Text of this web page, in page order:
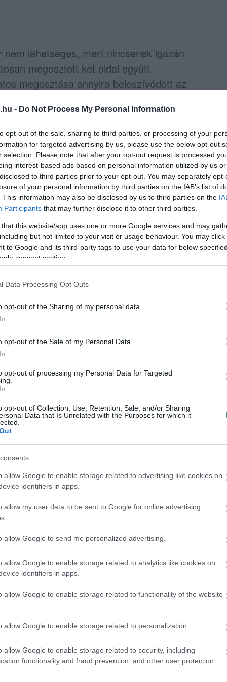
- Do Not Process My Personal Information
opt-out of the sale, sharing to third parties, or processing of your
for targeted advertising by us, please use the below opt-out
selection. Please note that after your opt-out request is processed
interest-based ads based on personal information utilized by us
to third parties prior to your opt-out. You may separately
of your personal information by third parties on the IAB’s list of
This information may also be disclosed by us to third parties on the
Participants that may further disclose it to other third parties.
that this website/app uses one or more Google services and may
but not limited to your visit or usage behaviour. You may
to Google and its third-party tags to use your data for below
consent section.
Data Processing Opt Outs
opt-out of the Sharing of my personal data.
opt-out of the Sale of my Personal Data.
opt-out of processing my Personal Data for Targeted
opt-out of Collection, Use, Retention, Sale, and/or Sharing
Data that Is Unrelated with the Purposes for which it
allow Google to enable storage related to advertising like cookies on
identifiers in apps.
allow my user data to be sent to Google for online advertising
allow Google to send me personalized advertising.
allow Google to enable storage related to analytics like cookies on
identifiers in apps.
allow Google to enable storage related to functionality of the website
allow Google to enable storage related to personalization.
allow Google to enable storage related to security, including
functionality and fraud prevention, and other user protection.
lehetséges, mert nincsenek igazán
megosztott két oldal együtt
megosztása annyira beleszívódott az
vagy fehér, csak A vagy B, köztes
meri a jelenlegi városvezetés bármilyen
idegen hatalmak által vezérelt idióta
költözni. Nincs olyan helyzet, amely
közös, mindenkit egyformán érdeklő
is tehetnek, mert a mai központi hatalom
amely a nem kormánypártiakból
és ez a kettő totálisan kizár minden
alapul.
hogy lám, neki annyira nem tetszik az
a kő, vagy mert bazi meleg a
egri állampolgár lesz, akitől esetleg
bővebben, vagy ő milyet tartott volna
lehetne rá legyinteni, hogy na, ő is
az alázás és még fokozhatnánk
ismerők sem tudják tisztelni egymás
a város köztereinek új arculatát
hogy sorry, itt jó sok minden fel lett
állampolgár baja, nos, ez az egész
fog egy jó darabig változni.
az emberekbe. Nézzük csak meg az
amely során fideszes politikusok és a
munkatársai ezt sulykolják az
városvezetés munkáját, az minimum
aki bedőlt a migránssimogató, sorosista,
A minden megszólalásukba visszatérő
csak riogat, rombol, lyukra fut, idióta stb.
nem értenek egyet, azzal szemben
mi több, az ocsmány
ahol szisztematikusan
és mit is várhatunk olyan közegben,
válik az őket elvileg képviselők
gyakorlatilag bármit!